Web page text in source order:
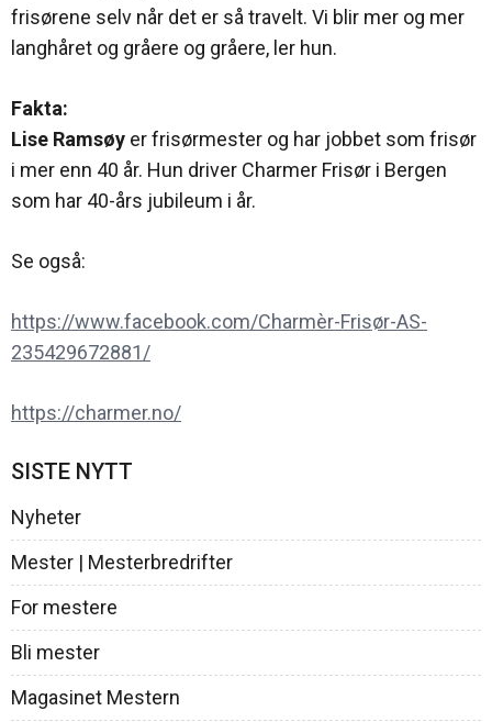
frisørene selv når det er så travelt. Vi blir mer og mer
langhåret og gråere og gråere, ler hun.
Fakta:
Lise Ramsøy er frisørmester og har jobbet som frisør
i mer enn 40 år. Hun driver Charmer Frisør i Bergen
som har 40-års jubileum i år.
Se også:
https://www.facebook.com/Charmèr-Frisør-AS-
235429672881/
https://charmer.no/
SISTE NYTT
Nyheter
Mester | Mesterbredrifter
For mestere
Bli mester
Magasinet Mestern